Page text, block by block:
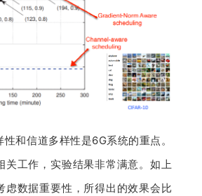
和信道多样性是6G系统的重点。
关工作，实验结果非常满意。如上
虑数据重要性，所得出的效果会比